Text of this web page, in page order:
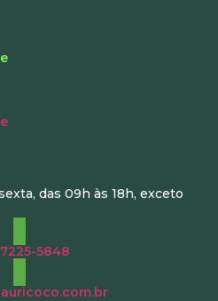
das 09h às 18h, exceto
5848